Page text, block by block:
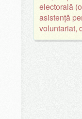
electorală
asistență
voluntariat,